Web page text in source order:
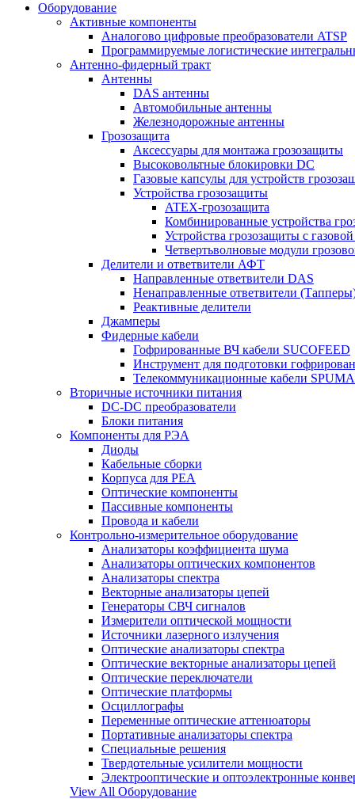
Оборудование
Активные компоненты
Аналогово цифровые преобразователи ATSP
Программируемые логистические
Антенно-фидерный тракт
Антенны
DAS антенны
Автомобильные антенны
Железнодорожные антенны
Грозозащита
Аксессуары для монтажа грозозащиты
Высоковольтные блокировки DC
Газовые капсулы для устройств
Устройства грозозащиты
ATEX-грозозащита
Комбинированные устройства
Устройства грозозащиты с
Четвертьволновые модули
Делители и ответвители АФТ
Направленные ответвители DAS
Ненаправленные ответвители
Реактивные делители
Джамперы
Фидерные кабели
Гофрированные ВЧ кабели SUCOFEED
Инструмент для подготовки
Телекоммуникационные кабели SPUMA
Вторичные источники питания
DC-DC преобразователи
Блоки питания
Компоненты для РЭА
Диоды
Кабельные сборки
Корпуса для РЕА
Оптические компоненты
Пассивные компоненты
Провода и кабели
Контрольно-измерительное оборудование
Анализаторы коэффициента шума
Анализаторы оптических компонентов
Анализаторы спектра
Векторные анализаторы цепей
Генераторы СВЧ сигналов
Измерители оптической мощности
Источники лазерного излучения
Оптические анализаторы спектра
Оптические векторные анализаторы цепей
Оптические переключатели
Оптические платформы
Осциллографы
Переменные оптические аттенюаторы
Портативные анализаторы спектра
Специальные решения
Твердотельные усилители мощности
Электрооптические и оптоэлектронные
View All Оборудование